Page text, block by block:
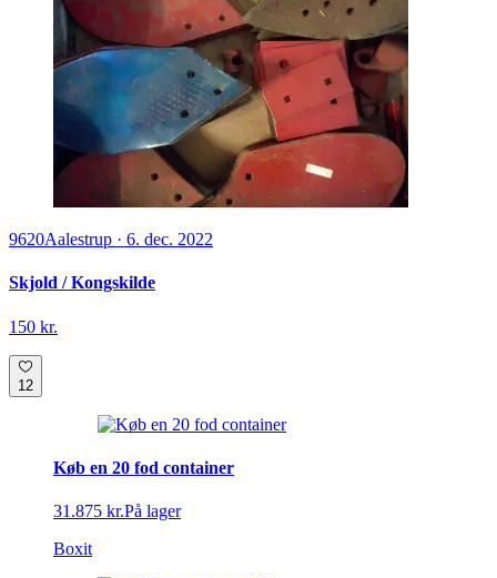
9620Aalestrup · 6. dec. 2022
Skjold / Kongskilde
150 kr.
12
Køb en 20 fod container
31.875 kr.På lager
Boxit